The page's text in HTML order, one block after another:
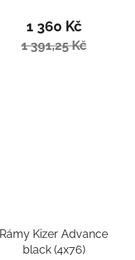
1 360 Kč
1 391,25 Kč
Rámy Kizer Advance
black (4x76)